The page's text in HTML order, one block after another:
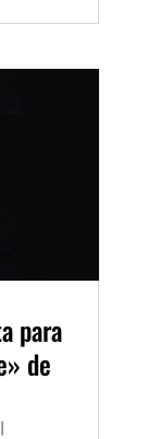
para
de